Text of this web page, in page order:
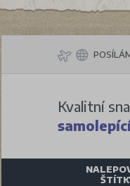
Kvalitní